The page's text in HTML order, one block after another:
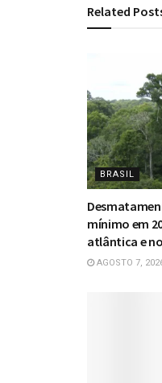
Related
BRASIL
mínimo em
atlântica e
AGOSTO 7,